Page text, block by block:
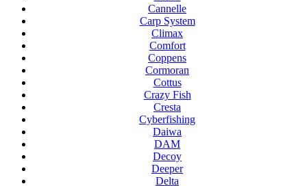
Cannelle
Carp System
Climax
Comfort
Coppens
Cormoran
Cottus
Crazy Fish
Cresta
Cyberfishing
Daiwa
DAM
Decoy
Deeper
Delta